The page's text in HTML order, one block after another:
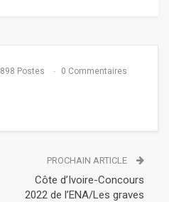
898 Postes 0 Commentaires
PROCHAIN ARTICLE
Côte d’Ivoire-Concours
2022 de l’ENA/Les graves